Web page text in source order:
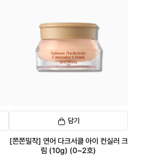
담기
[쫀쫀밀착] 연어 다크서클 아이 컨실러 크
림 (10g) (0~2호)